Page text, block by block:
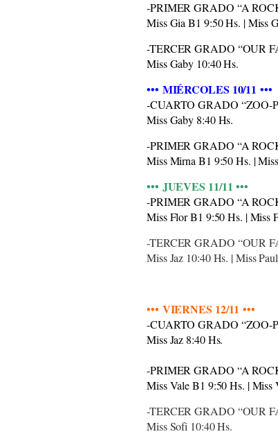
-PRIMER GRADO “A
Miss Gia B1 9:50 Hs. | Miss
-TERCER GRADO “OUR
Miss Gaby 10:40 Hs.
••• MIÉRCOLES 10/11 •••
-CUARTO GRADO “ZOO-
Miss Gaby 8:40 Hs.
-PRIMER GRADO “A
Miss Mirna B1 9:50 Hs. |
••• JUEVES 11/11 •••
-PRIMER GRADO “A
Miss Flor B1 9:50 Hs. | Miss
-TERCER GRADO “OUR
Miss Jaz 10:40 Hs. | Miss
••• VIERNES 12/11 •••
-CUARTO GRADO “ZOO-
Miss Jaz 8:40 Hs.
-PRIMER GRADO “A
Miss Vale B1 9:50 Hs. | Miss
-TERCER GRADO “OUR
Miss Sofi 10:40 Hs.